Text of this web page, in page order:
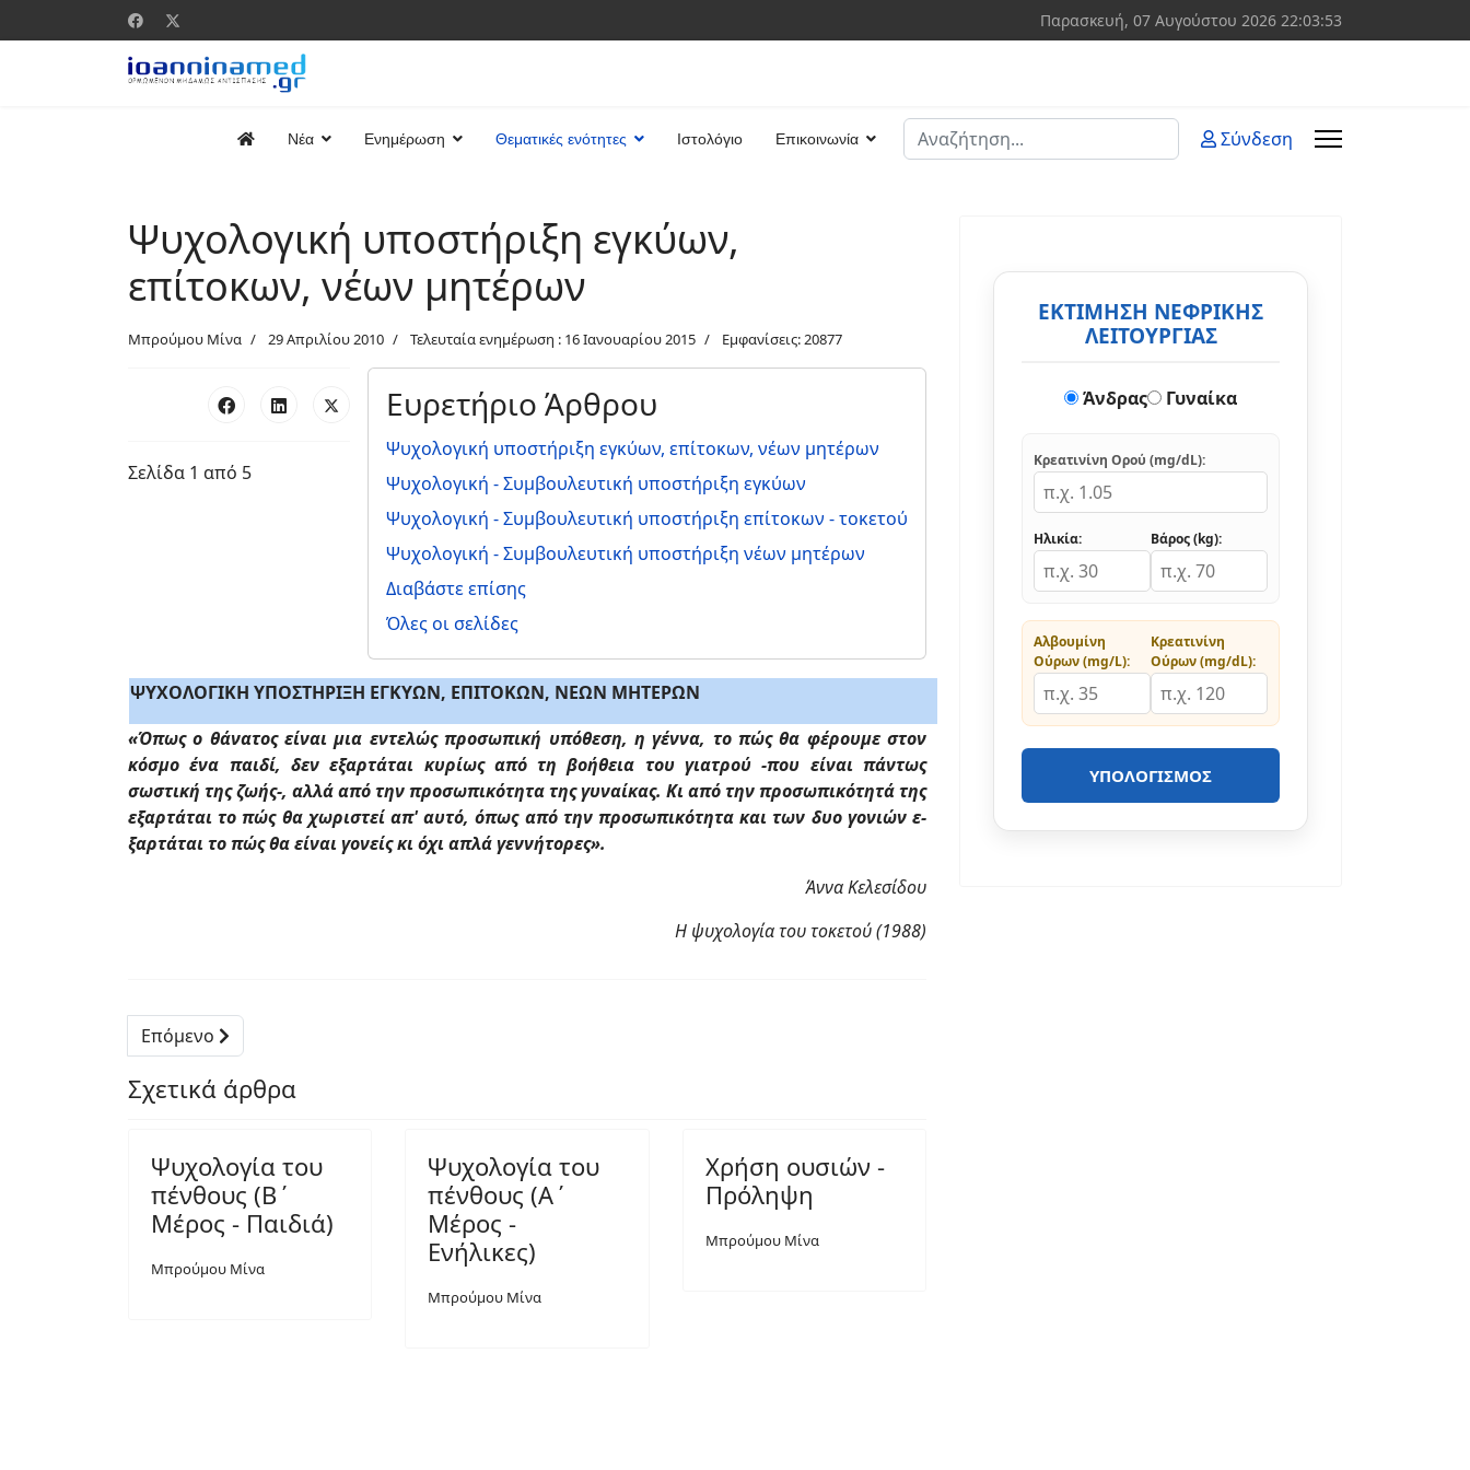
Παρασκευή, 07 Αυγούστου 2026 22:03:53
Νέα Ενημέρωση Θεματικές ενότητες Ιστολόγιο Επικοινωνία
Αναζήτηση
Σύνδεση
Ψυχολογική υποστήριξη εγκύων,
επίτοκων, νέων μητέρων
Μπρούμου Μίνα 29 Απριλίου 2010 Τελευταία ενημέρωση : 16 Ιανουαρίου 2015 Εμφανίσεις: 20877
Ευρετήριο Άρθρου
Ψυχολογική υποστήριξη εγκύων, επίτοκων, νέων μητέρων
Ψυχολογική - Συμβουλευτική υποστήριξη εγκύων
Ψυχολογική - Συμβουλευτική υποστήριξη επίτοκων - τοκετού
Ψυχολογική - Συμβουλευτική υποστήριξη νέων μητέρων
Διαβάστε επίσης
Όλες οι σελίδες
Σελίδα 1 από 5
ΨΥΧΟΛΟΓΙΚΗ ΥΠΟΣΤΗΡΙΞΗ ΕΓΚΥΩΝ, ΕΠΙΤΟΚΩΝ, ΝΕΩΝ ΜΗΤΕΡΩΝ
«Όπως ο θάνατος είναι μια εντελώς προσωπική υπόθεση, η γέννα, το πώς θα φέρουμε στον
κόσμο ένα παιδί, δεν εξαρτάται κυρίως από τη βοήθεια του γιατρού -που είναι πάντως
σωστική της ζωής-, αλλά από την προσωπικότητα της γυναίκας. Κι από την προσωπικότητά της
εξαρτάται το πώς θα χωριστεί απ' αυτό, όπως από την προσωπικότητα και των δυο γονιών ε­
ξαρτάται το πώς θα είναι γονείς κι όχι απλά γεννήτορες».
Άννα Κελεσίδου
Η ψυχολογία του τοκετού (1988)
Επόμενο
Σχετικά άρθρα
Ψυχολογία του
πένθους (Β΄
Μέρος - Παιδιά)
Μπρούμου Μίνα
Ψυχολογία του
πένθους (Α΄
Μέρος -
Ενήλικες)
Μπρούμου Μίνα
Χρήση ουσιών -
Πρόληψη
Μπρούμου Μίνα
ΕΚΤΙΜΗΣΗ ΝΕΦΡΙΚΗΣ
ΛΕΙΤΟΥΡΓΙΑΣ
Άνδρας Γυναίκα
Κρεατινίνη Ορού (mg/dL):
Ηλικία: Βάρος (kg):
Αλβουμίνη
Ούρων (mg/L):
Κρεατινίνη
Ούρων (mg/dL):
ΥΠΟΛΟΓΙΣΜΌΣ